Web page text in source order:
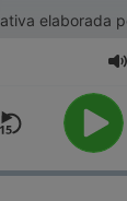
elaborada